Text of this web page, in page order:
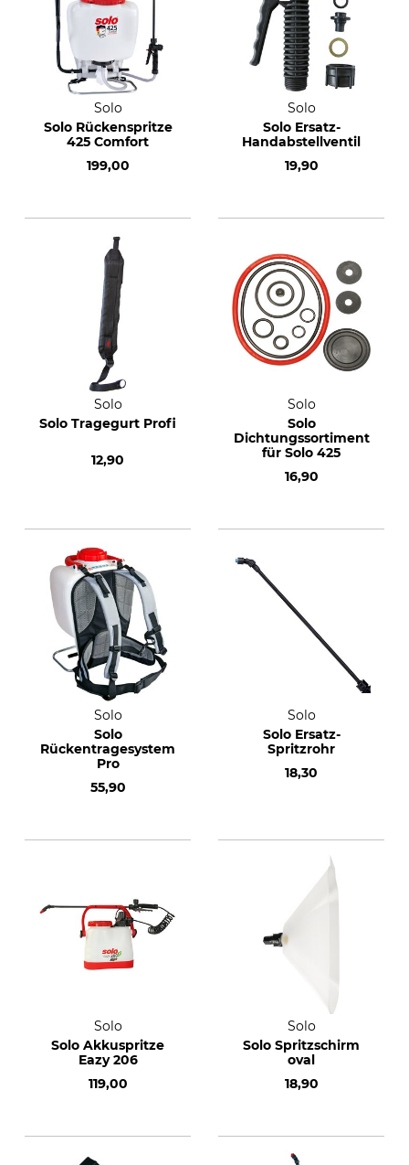
Solo
Solo Rückenspritze
425 Comfort
199,00
Solo
Solo Ersatz-
Handabstellventil
19,90
Solo
Solo Tragegurt Profi
12,90
Solo
Solo
Dichtungssortiment
für Solo 425
16,90
Solo
Solo
Rückentragesystem
Pro
55,90
Solo
Solo Ersatz-
Spritzrohr
18,30
Solo
Solo Akkuspritze
Eazy 206
119,00
Solo
Solo Spritzschirm
oval
18,90